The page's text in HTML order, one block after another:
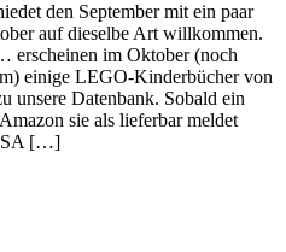
den September mit ein paar
auf dieselbe Art willkommen.
im Oktober (noch
einige LEGO-Kinderbücher von
unsere Datenbank. Sobald ein
sie als lieferbar meldet
[…]